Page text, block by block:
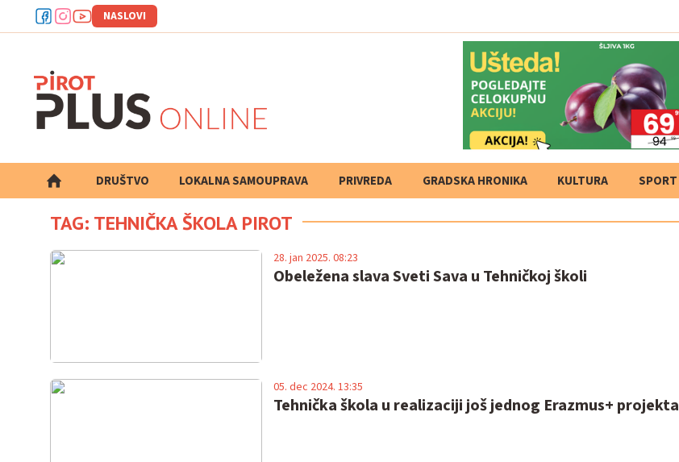
NASLOVI
DRUŠTVO LOKALNA SAMOUPRAVA PRIVREDA GRADSKA HRONIKA KULTURA SPORT
PRETRAGA
TAG: TEHNIČKA ŠKOLA PIROT
Obeležena slava Sveti Sava u Tehničkoj školi
28. jan 2025. 08:23
Tehnička škola u realizaciji još jednog Erazmus+ projekta
05. dec 2024. 13:35